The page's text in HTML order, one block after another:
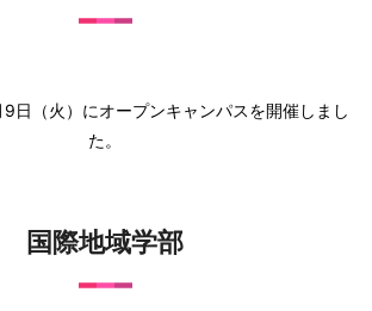
日（火）にオープンキャンパスを開催しまし
た。
国際地域学部